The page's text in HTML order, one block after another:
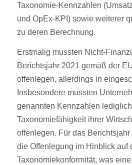
Taxonomie-Kennzahlen
und OpEx-KPI) sowie weiterer
zu deren Berechnung.
Erstmalig mussten Nicht-
Berichtsjahr 2021 gemäß der
offenlegen, allerdings in
Insbesondere mussten
genannten Kennzahlen
Taxonomiefähigkeit ihrer
offenlegen. Für das
die Offenlegung im Hinblick auf
Taxonomiekonformität, was